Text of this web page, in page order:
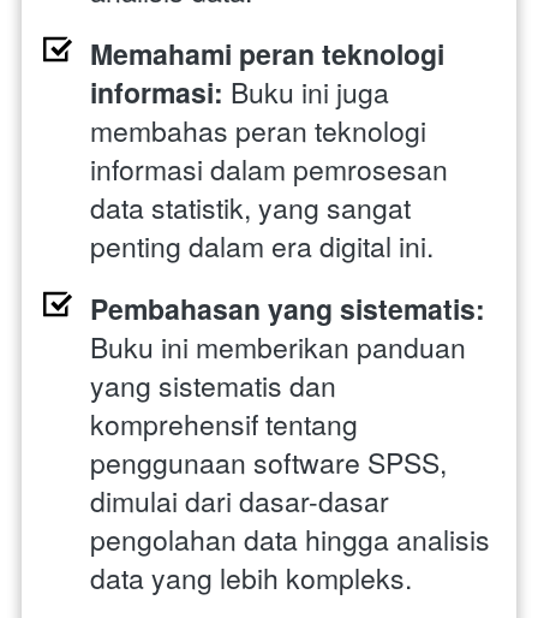
Memahami peran teknologi
informasi: Buku ini juga
membahas peran teknologi
informasi dalam pemrosesan
data statistik, yang sangat
penting dalam era digital ini.
Pembahasan yang sistematis:
Buku ini memberikan panduan
yang sistematis dan
komprehensif tentang
penggunaan software SPSS,
dimulai dari dasar-dasar
pengolahan data hingga analisis
data yang lebih kompleks.